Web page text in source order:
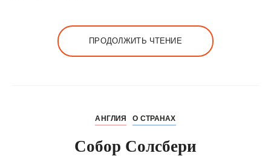
ПРОДОЛЖИТЬ ЧТЕНИЕ
АНГЛИЯ О СТРАНАХ
Собор Солсбери